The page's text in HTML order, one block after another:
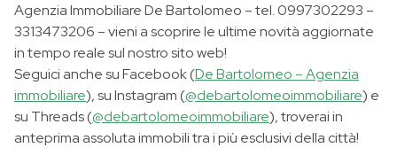
Agenzia Immobiliare De Bartolomeo – tel. 0997302293 –
3313473206 – vieni a scoprire le ultime novità aggiornate
in tempo reale sul nostro sito web!
Seguici anche su Facebook (De Bartolomeo – Agenzia
immobiliare), su Instagram (@debartolomeoimmobiliare) e
su Threads (@debartolomeoimmobiliare), troverai in
anteprima assoluta immobili tra i più esclusivi della città!